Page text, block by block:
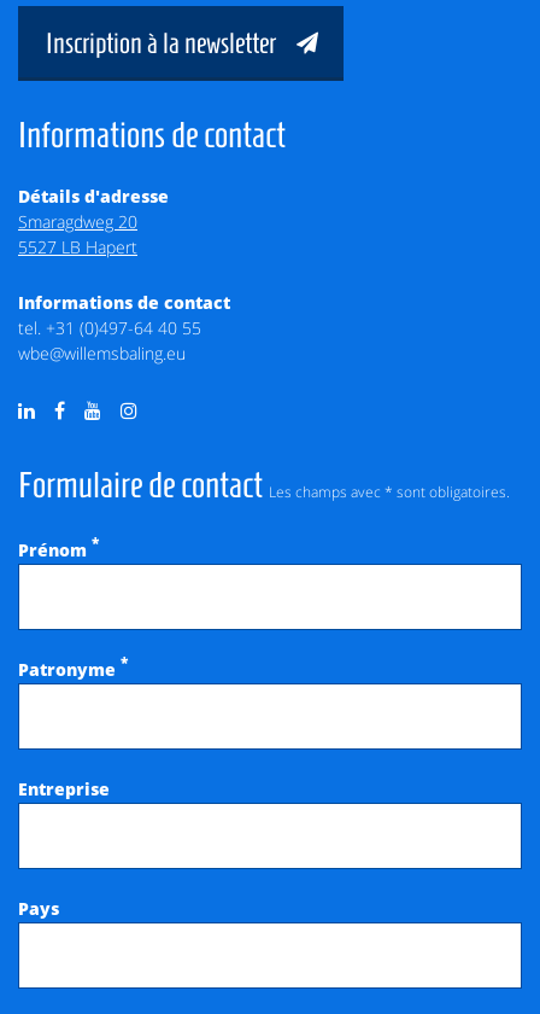
Inscription à la newsletter
Formulaire de contact Les champs avec * sont obligatoires.
Prénom *
Patronyme *
Entreprise
Pays
Informations de contact
Détails d'adresse
Smaragdweg 20
5527 LB Hapert
Informations de contact
tel. +31 (0)497-64 40 55
wbe@willemsbaling.eu